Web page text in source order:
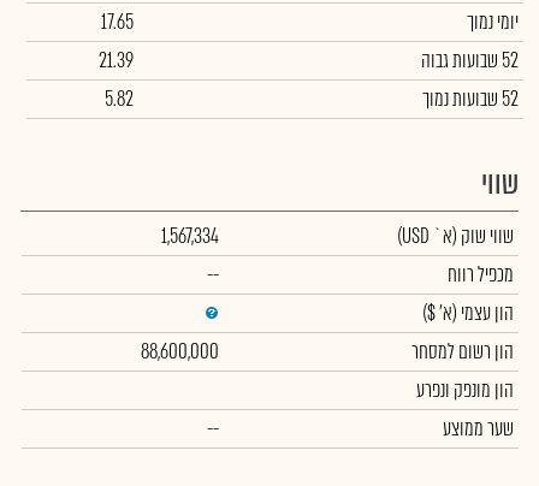
יומי נמוך
17.65
52 שבועות גבוה
21.39
52 שבועות נמוך
5.82
שווי
שווי שוק (א` USD)
1,567,334
מכפיל רווח
--
הון עצמי (א' $)
הון רשום למסחר
88,600,000
הון מונפק ונפרע
שער ממוצע
--